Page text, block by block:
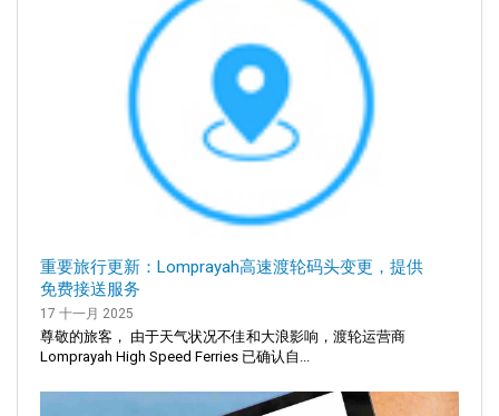
重要旅行更新：Lomprayah高速渡轮码头变更，提供
免费接送服务
17 十一月 2025
尊敬的旅客， 由于天气状况不佳和大浪影响，渡轮运营商
Lomprayah High Speed Ferries 已确认自...